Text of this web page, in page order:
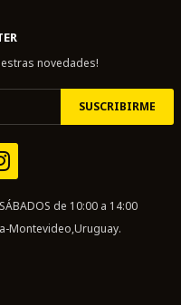
novedades!
SUSCRIBIRME
de 10:00 a 14:00
Montevideo,Uruguay.